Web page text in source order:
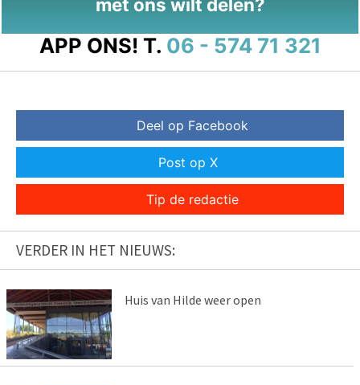
met ons wilt delen?
APP ONS! T. 06 - 574 71 321
Deel op Facebook
Post op X
Tip de redactie
VERDER IN HET NIEUWS:
Huis van Hilde weer open